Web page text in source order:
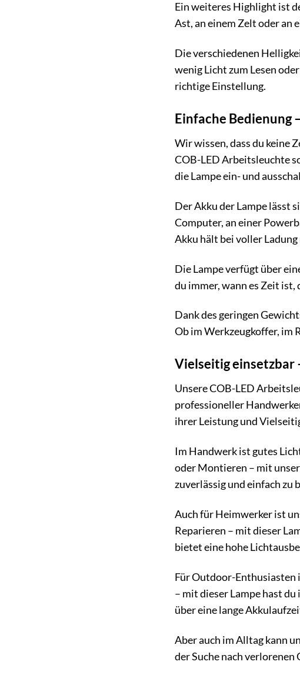
Ein weiteres Highlight ist
Ast, an einem Zelt oder an
Die verschiedenen
wenig Licht zum Lesen
richtige Einstellung.
Einfache
Wir wissen, dass du keine
COB-LED Arbeitsleuchte
die Lampe ein- und
Der Akku der Lampe lässt
Computer, an einer
Akku hält bei voller
Die Lampe verfügt über
du immer, wann es Zeit ist,
Dank des geringen
Ob im Werkzeugkoffer, im
Vielseitig einsetzbar
Unsere COB-LED
professioneller
ihrer Leistung und
Im Handwerk ist gutes
oder Montieren – mit
zuverlässig und einfach zu
Auch für Heimwerker ist
Reparieren – mit dieser
bietet eine hohe
Für Outdoor-Enthusiasten
– mit dieser Lampe hast
über eine lange
Aber auch im Alltag kann
der Suche nach verlorenen